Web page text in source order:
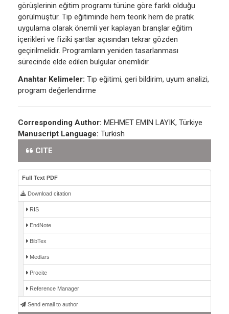
görüşlerinin eğitim programı türüne göre farklı olduğu
görülmüştür. Tıp eğitiminde hem teorik hem de pratik
uygulama olarak önemli yer kaplayan branşlar eğitim
içerikleri ve fiziki şartlar açısından tekrar gözden
geçirilmelidir. Programların yeniden tasarlanması
sürecinde elde edilen bulgular önemlidir.
Anahtar Kelimeler: Tıp eğitimi, geri bildirim, uyum analizi,
program değerlendirme
Corresponding Author: MEHMET EMIN LAYIK, Türkiye
Manuscript Language: Turkish
CITE
Full Text PDF
Download citation
RIS
EndNote
BibTex
Medlars
Procite
Reference Manager
Send email to author